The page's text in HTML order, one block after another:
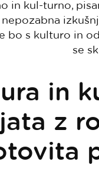
in kul-turno,
bo s kulturo in
se
in
z